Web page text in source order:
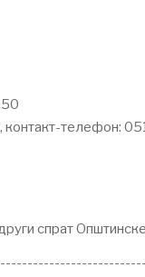
50
контакт-телефон:
спрат